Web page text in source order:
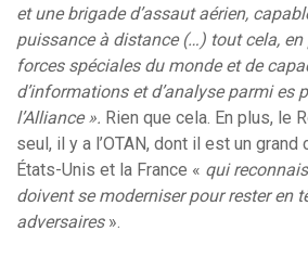
et une brigade d’assaut aérien,
puissance à distance (…) tout cela,
forces spéciales du monde et de
d’informations et d’analyse parmi es
l’Alliance ». Rien que cela. En plus, le
seul, il y a l’OTAN, dont il est un grand
États-Unis et la France « qui
doivent se moderniser pour rester en
adversaires».